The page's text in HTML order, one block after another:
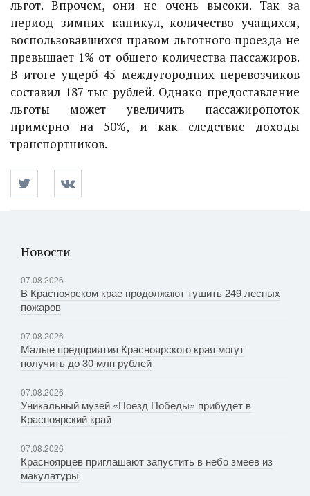
льгот. Впрочем, они не очень высоки. Так за
период зимних каникул, количество учащихся,
воспользовавшихся правом льготного проезда не
превышает 1% от общего количества пассажиров.
В итоге ущерб 45 междугородних перевозчиков
составил 187 тыс рублей. Однако предоставление
льготы может увеличить пассажиропоток
примерно на 50%, и как следствие доходы
транспортников.
Новости
07.08.2026
В Красноярском крае продолжают тушить 249 лесных
пожаров
07.08.2026
Малые предприятия Красноярского края могут
получить до 30 млн рублей
07.08.2026
Уникальный музей «Поезд Победы» прибудет в
Красноярский край
07.08.2026
Красноярцев приглашают запустить в небо змеев из
макулатуры